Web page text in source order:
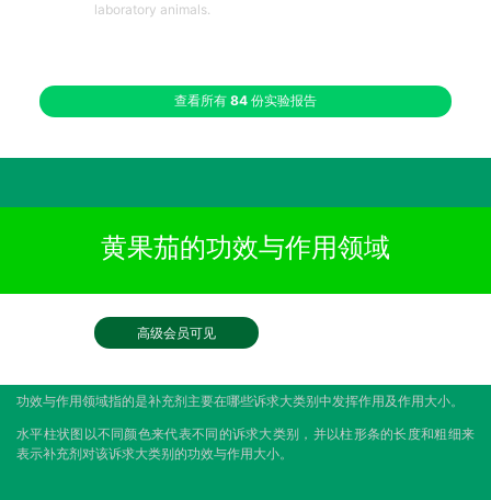
laboratory animals.
查看所有 84 份实验报告
黄果茄的功效与作用领域
高级会员可见
功效与作用领域指的是补充剂主要在哪些诉求大类别中发挥作用及作用大小。
水平柱状图以不同颜色来代表不同的诉求大类别，并以柱形条的长度和粗细来
表示补充剂对该诉求大类别的功效与作用大小。